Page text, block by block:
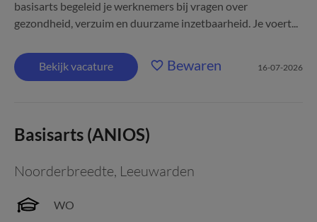
basisarts begeleid je werknemers bij vragen over
gezondheid, verzuim en duurzame inzetbaarheid. Je voert...
Bekijk vacature Bewaren 16-07-2026
Basisarts (ANIOS)
Noorderbreedte, Leeuwarden
WO